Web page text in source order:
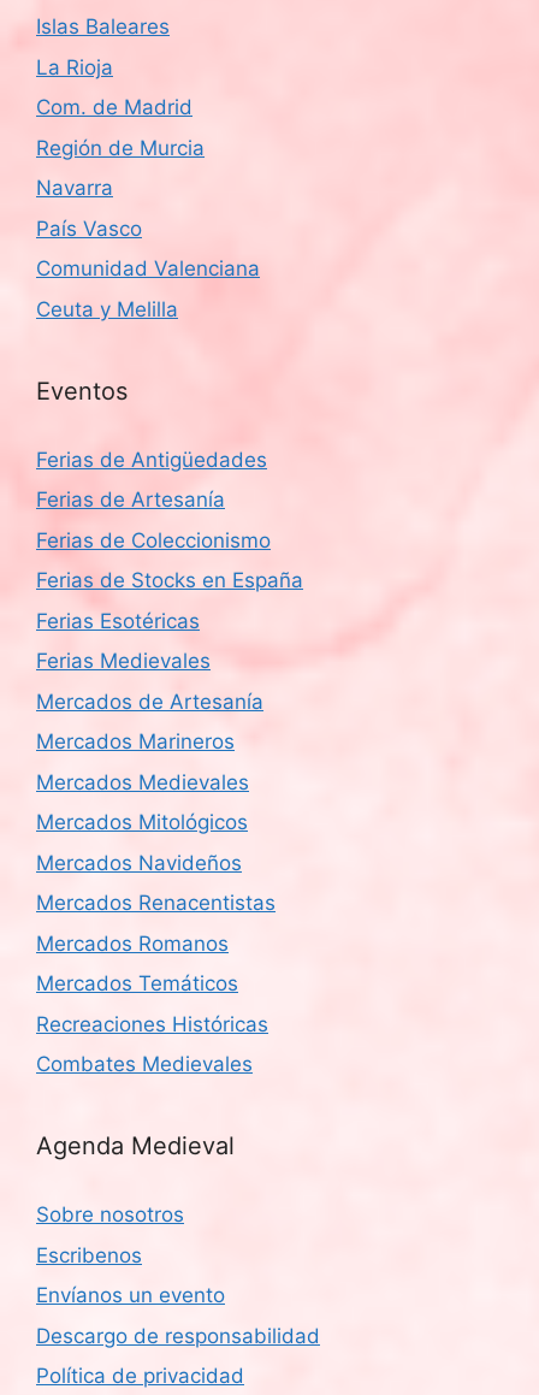
Islas Baleares
La Rioja
Com. de Madrid
Región de Murcia
Navarra
País Vasco
Comunidad Valenciana
Ceuta y Melilla
Eventos
Ferias de Antigüedades
Ferias de Artesanía
Ferias de Coleccionismo
Ferias de Stocks en España
Ferias Esotéricas
Ferias Medievales
Mercados de Artesanía
Mercados Marineros
Mercados Medievales
Mercados Mitológicos
Mercados Navideños
Mercados Renacentistas
Mercados Romanos
Mercados Temáticos
Recreaciones Históricas
Combates Medievales
Agenda Medieval
Sobre nosotros
Escribenos
Envíanos un evento
Descargo de responsabilidad
Política de privacidad